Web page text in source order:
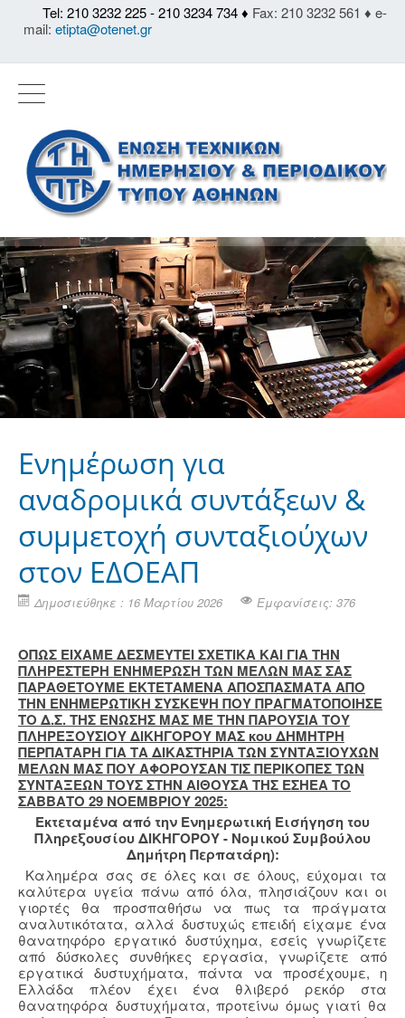
Tel: 210 3232 225 - 210 3234 734 ♦ Fax: 210 3232 561 ♦ e-
mail: etipta@otenet.gr
Eνημέρωση για
αναδρομικά συντάξεων &
συμμετοχή συνταξιούχων
στον ΕΔΟΕΑΠ
Δημοσιεύθηκε : 16 Μαρτίου 2026 Εμφανίσεις: 376
ΟΠΩΣ ΕΙΧΑΜΕ ΔΕΣΜΕΥΤΕΙ ΣΧΕΤΙΚΑ ΚΑΙ ΓΙΑ ΤΗΝ
ΠΛΗΡΕΣΤΕΡΗ ΕΝΗΜΕΡΩΣΗ ΤΩΝ ΜΕΛΩΝ ΜΑΣ ΣΑΣ
ΠΑΡΑΘΕΤΟΥΜΕ ΕΚΤΕΤΑΜΕΝΑ ΑΠΟΣΠΑΣΜΑΤΑ ΑΠΟ
ΤΗΝ ΕΝΗΜΕΡΩΤΙΚΗ ΣΥΣΚΕΨΗ ΠΟΥ ΠΡΑΓΜΑΤΟΠΟΙΗΣΕ
ΤΟ Δ.Σ. ΤΗΣ ΕΝΩΣΗΣ ΜΑΣ ΜΕ ΤΗΝ ΠΑΡΟΥΣΙΑ ΤΟΥ
ΠΛΗΡΕΞΟΥΣΙΟΥ ΔΙΚΗΓΟΡΟΥ ΜΑΣ κου ΔΗΜΗΤΡΗ
ΠΕΡΠΑΤΑΡΗ ΓΙΑ ΤΑ ΔΙΚΑΣΤΗΡΙΑ ΤΩΝ ΣΥΝΤΑΞΙΟΥΧΩΝ
ΜΕΛΩΝ ΜΑΣ ΠΟΥ ΑΦΟΡΟΥΣΑΝ ΤΙΣ ΠΕΡΙΚΟΠΕΣ ΤΩΝ
ΣΥΝΤΑΞΕΩΝ ΤΟΥΣ ΣΤΗΝ ΑΙΘΟΥΣΑ ΤΗΣ ΕΣΗΕΑ ΤΟ
ΣΑΒΒΑΤΟ 29 ΝΟΕΜΒΡΙΟΥ 2025:
Εκτεταμένα από την Ενημερωτική Εισήγηση του
Πληρεξουσίου ΔΙΚΗΓΟΡΟΥ - Νομικού Συμβούλου
Δημήτρη Περπατάρη):
Καλημέρα σας σε όλες και σε όλους, εύχομαι τα
καλύτερα υγεία πάνω από όλα, πλησιάζουν και οι
γιορτές θα προσπαθήσω να πως τα πράγματα
αναλυτικότατα, αλλά δυστυχώς επειδή είχαμε ένα
θανατηφόρο εργατικό δυστύχημα, εσείς γνωρίζετε
από δύσκολες συνθήκες εργασία, γνωρίζετε από
εργατικά δυστυχήματα, πάντα να προσέχουμε, η
Ελλάδα πλέον έχει ένα θλιβερό ρεκόρ στα
θανατηφόρα δυστυχήματα, προτείνω όμως γιατί θα